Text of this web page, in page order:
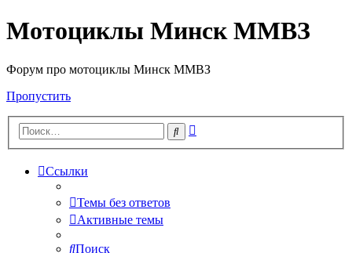
Мотоциклы Минск ММВЗ
Форум про мотоциклы Минск ММВЗ
Пропустить
Поиск
Ссылки
Темы без ответов
Активные темы
Поиск